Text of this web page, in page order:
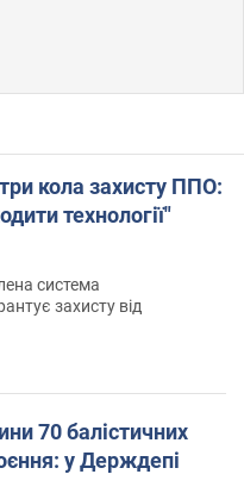
кола захисту ППО:
технології"
система
захисту від
70 балістичних
у Держдепі